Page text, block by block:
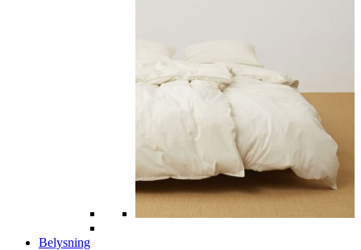
Belysning